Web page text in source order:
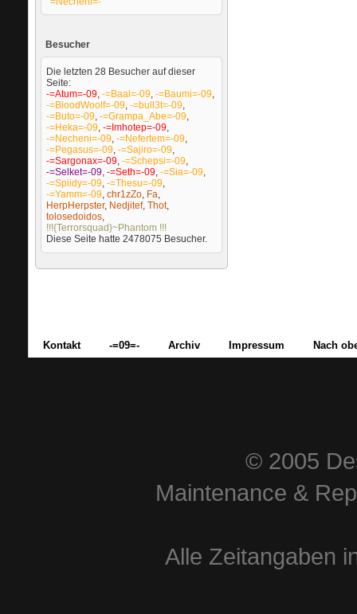
Besucher
Die letzten 28 Besucher auf dieser
Seite:
-=Atum=-09, -=Baal=-09, -=Baumi=-09,
-=BloodWoolf=-09, -=bull3t=-09,
-=Buto=-09, -=Grampa_Abe=-09,
-=Heka=-09, -=Imhotep=-09,
-=Necheni=-09, -=Nefertem=-09,
-=Pegasus=-09, -=Sajiro=-09,
-=Sargonax=-09, -=Schepsi=-09,
-=Selket=-09, -=Seth=-09, -=Sia=-09,
-=Spiidy=-09, -=Thesu=-09,
-=Yamm=-09, chr1zZo, Fa,
HerpHerpster, Nedjitef, Thot,
tolosedoidos,
!!!{Terrorsquad}~Phantom !!!
Diese Seite hatte 2478075 Besucher.
Kontakt -=09=- Archiv Impressum Nach
© 2005
Maintenance &
Alle Zeitangaben